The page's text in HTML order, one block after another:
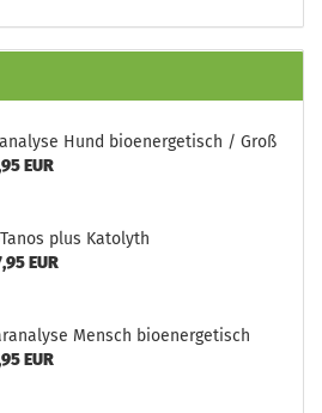
Hund bioenergetisch / Groß
EUR
plus Katolyth
EUR
Mensch bioenergetisch
EUR